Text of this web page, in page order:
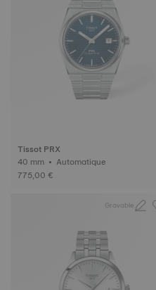
Tissot PRX
40 mm • Automatique
775,00 €
Gravable